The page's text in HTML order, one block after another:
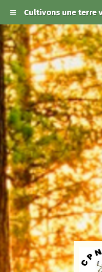
Cultivons une terre